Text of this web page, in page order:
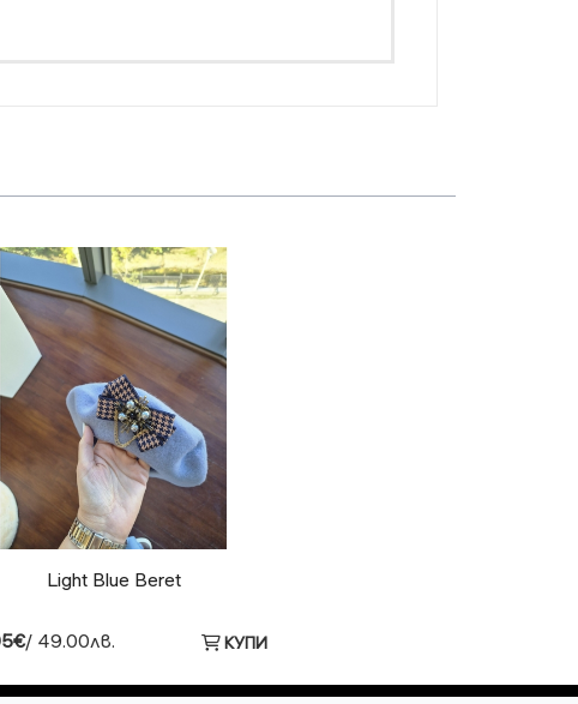
Light Blue Beret
/ 49.00лв. КУПИ